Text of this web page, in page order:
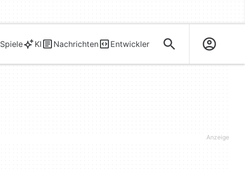
Spiele KI Nachrichten Entwickler